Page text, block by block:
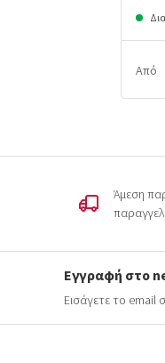
Από
Άμεση
Εγγραφή στο
Εισάγετε το email